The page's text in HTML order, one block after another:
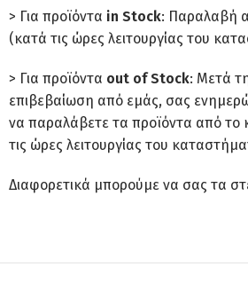
> Για προϊόντα in Stock: Παραλαβή
(κατά τις ώρες λειτουργίας του
> Για προϊόντα out of Stock: Μετά
επιβεβαίωση από εμάς, σας
να παραλάβετε τα προϊόντα από
τις ώρες λειτουργίας του
Διαφορετικά μπορούμε να σας τα